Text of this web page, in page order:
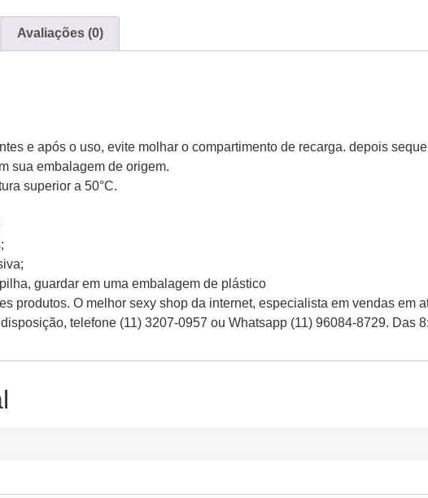
Avaliações (0)
e após o uso, evite molhar o compartimento de recarga. depois
sua embalagem de origem.
superior a 50°C.
guardar em uma embalagem de plástico
produtos. O melhor sexy shop da internet, especialista em vendas em
telefone (11) 3207-0957 ou Whatsapp (11) 96084-8729. Das